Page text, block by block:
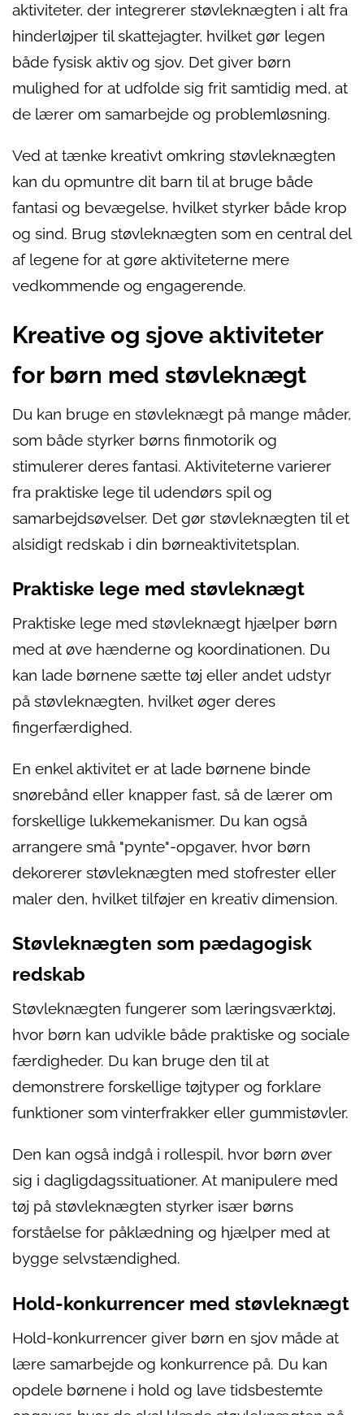
aktiviteter, der integrerer støvleknægten i alt fra
hinderløjper til skattejagter, hvilket gør legen
både fysisk aktiv og sjov. Det giver børn
mulighed for at udfolde sig frit samtidig med, at
de lærer om samarbejde og problemløsning.
Ved at tænke kreativt omkring støvleknægten
kan du opmuntre dit barn til at bruge både
fantasi og bevægelse, hvilket styrker både krop
og sind. Brug støvleknægten som en central del
af legene for at gøre aktiviteterne mere
vedkommende og engagerende.
Kreative og sjove aktiviteter
for børn med støvleknægt
Du kan bruge en støvleknægt på mange måder,
som både styrker børns finmotorik og
stimulerer deres fantasi. Aktiviteterne varierer
fra praktiske lege til udendørs spil og
samarbejdsøvelser. Det gør støvleknægten til et
alsidigt redskab i din børneaktivitetsplan.
Praktiske lege med støvleknægt
Praktiske lege med støvleknægt hjælper børn
med at øve hænderne og koordinationen. Du
kan lade børnene sætte tøj eller andet udstyr
på støvleknægten, hvilket øger deres
fingerfærdighed.
En enkel aktivitet er at lade børnene binde
snørebånd eller knapper fast, så de lærer om
forskellige lukkemekanismer. Du kan også
arrangere små "pynte"-opgaver, hvor børn
dekorerer støvleknægten med stofrester eller
maler den, hvilket tilføjer en kreativ dimension.
Støvleknægten som pædagogisk
redskab
Støvleknægten fungerer som læringsværktøj,
hvor børn kan udvikle både praktiske og sociale
færdigheder. Du kan bruge den til at
demonstrere forskellige tøjtyper og forklare
funktioner som vinterfrakker eller gummistøvler.
Den kan også indgå i rollespil, hvor børn øver
sig i dagligdagssituationer. At manipulere med
tøj på støvleknægten styrker især børns
forståelse for påklædning og hjælper med at
bygge selvstændighed.
Hold-konkurrencer med støvleknægt
Hold-konkurrencer giver børn en sjov måde at
lære samarbejde og konkurrence på. Du kan
opdele børnene i hold og lave tidsbestemte